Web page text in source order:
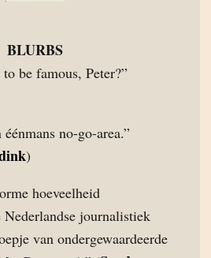
BLURBS
be famous, Peter?”
no-go-area.”
)
hoeveelheid
Nederlandse journalistiek
van ondergewaardeerde